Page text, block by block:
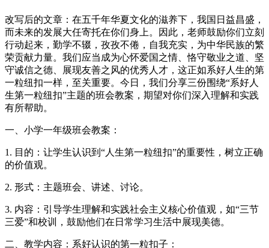
改写后的文章：在五千年华夏文化的滋养下，我国日益昌盛，
而未来的发展大任寄托在你们身上。因此，老师鼓励你们立刻
行动起来，勤学不辍，孜孜不倦，自我充实，为中华民族的繁
荣贡献力量。我们应当成为心怀爱国之情、恪守敬业之道、坚
守诚信之德、展现友善之风的优秀人才，这正如系好人生的第
一粒纽扣一样，至关重要。今日，我们分享三份围绕“系好人
生第一粒纽扣”主题的班会教案，期望对你们深入理解和实践
有所帮助。
一、小学一年级班会教案：
1. 目的：让学生认识到“人生第一粒纽扣”的重要性，树立正确
的价值观。
2. 形式：主题班会、讲述、讨论。
3. 内容：引导学生理解和实践社会主义核心价值观，如“三节
三爱”和校训，鼓励他们在日常学习生活中展现美德。
二、教学内容：系好认识的第一粒扣子：